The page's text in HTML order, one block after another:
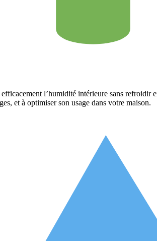
l’humidité intérieure sans refroidir
et à optimiser son usage dans votre maison.